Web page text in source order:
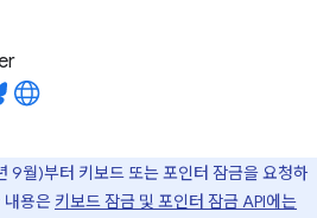
월)부터 키보드 또는 포인터 잠금을 요청하
내용은 키보드 잠금 및 포인터 잠금 API에는